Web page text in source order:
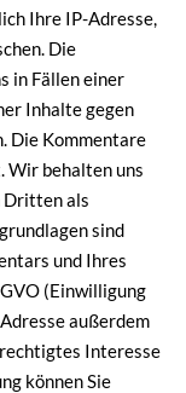
Ihre IP-Adresse,
Die
in Fällen einer
Inhalte gegen
Die Kommentare
Wir behalten uns
Dritten als
sind
und Ihres
(Einwilligung
außerdem
Interesse
können Sie